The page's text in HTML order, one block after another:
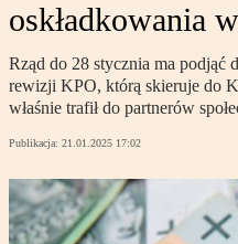
oskładkowania
Rząd do 28 stycznia ma podjąć
rewizji KPO, którą skieruje do
właśnie trafił do partnerów
Publikacja: 21.01.2025 17:02